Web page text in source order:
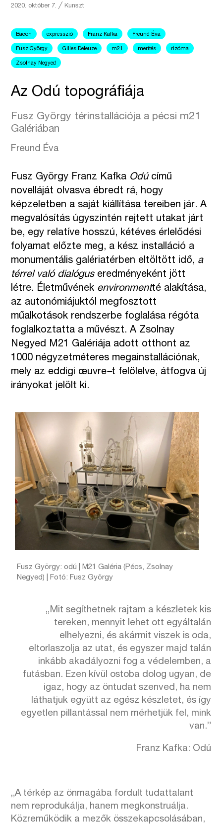
2020. október 7.╱ Kunszt
Bacon expresszió Franz Kafka Freund Éva
Fusz György Gilles Deleuze m21 merítés rizóma
Zsolnay Negyed
Az Odú topográfiája
Fusz György térinstallációja a pécsi m21
Galériában
Freund Éva
Fusz György Franz Kafka Odúcímű
novelláját olvasva ébredt rá, hogy
képzeletben a saját kiállítása tereiben jár. A
megvalósítás úgyszintén rejtett utakat járt
be, egy relatíve hosszú, kétéves érlelődési
folyamat előzte meg, a kész installáció a
monumentális galériatérben eltöltött idő, a
térrel való dialóguseredményeként jött
létre. Életművének environmentté alakítása,
az autonómiájuktól megfosztott
műalkotások rendszerbe foglalása régóta
foglalkoztatta a művészt. A Zsolnay
Negyed M21 Galériája adott otthont az
1000 négyzetméteres megainstallációnak,
mely az eddigi œuvre–t felölelve, átfogva új
irányokat jelölt ki.
Fusz György: odú | M21 Galéria (Pécs, Zsolnay
Negyed) | Fotó: Fusz György
„Mit segíthetnek rajtam a készletek kis
tereken, mennyit lehet ott egyáltalán
elhelyezni, és akármit viszek is oda,
eltorlaszolja az utat, és egyszer majd talán
inkább akadályozni fog a védelemben, a
futásban. Ezen kívül ostoba dolog ugyan, de
igaz, hogy az öntudat szenved, ha nem
láthatjuk együtt az egész készletet, és így
egyetlen pillantással nem mérhetjük fel, mink
van.”
Franz Kafka: Odú
„A térkép az önmagába fordult tudattalant
nem reprodukálja, hanem megkonstruálja.
Közreműködik a mezők összekapcsolásában,